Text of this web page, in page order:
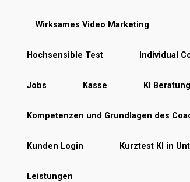
Wirksames Video Marketing
Hochsensible Test Individual
Jobs Kasse KI Beratung
Kompetenzen und Grundlagen des
Kunden Login Kurztest KI in
Leistungen